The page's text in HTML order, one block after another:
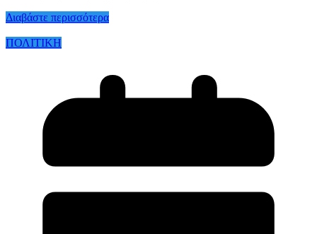
Διαβάστε περισσότερα
ΠΟΛΙΤΙΚΗ